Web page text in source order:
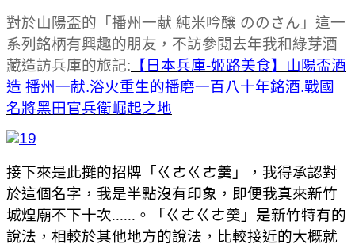
對於山陽盃的「播州一献 純米吟醸 ののさん」這一
系列銘柄有興趣的朋友，不訪參閱去年我和綠芽酒
藏造訪兵庫的旅記: 【日本兵庫-姬路美食】山陽盃酒
造 播州一献.浴火重生的播磨一百八十年銘酒.戰國
名將黑田官兵衛崛起之地
接下來是此攤的招牌「ㄍㄜㄍㄜ羹」，我得承認對
於這個名字，我是半點沒有印象，即便我真來新竹
城煌廟不下十次......。「ㄍㄜㄍㄜ羹」是新竹特有的
說法，相較於其他地方的說法，比較接近的大概就